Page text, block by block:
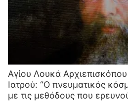
Aγίου Λουκά Αρχιεπισκόπου
Ιατρού: “Ο πνευματικός
με τις μεθόδους που